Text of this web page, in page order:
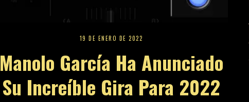
19 DE ENERO DE 2022
Manolo García Ha Anunciado
Su Increíble Gira Para 2022